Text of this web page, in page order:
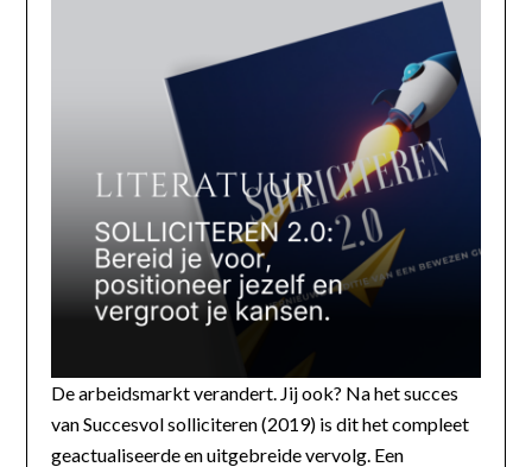
De arbeidsmarkt verandert. Jij ook? Na het succes
van Succesvol solliciteren (2019) is dit het compleet
geactualiseerde en uitgebreide vervolg. Een